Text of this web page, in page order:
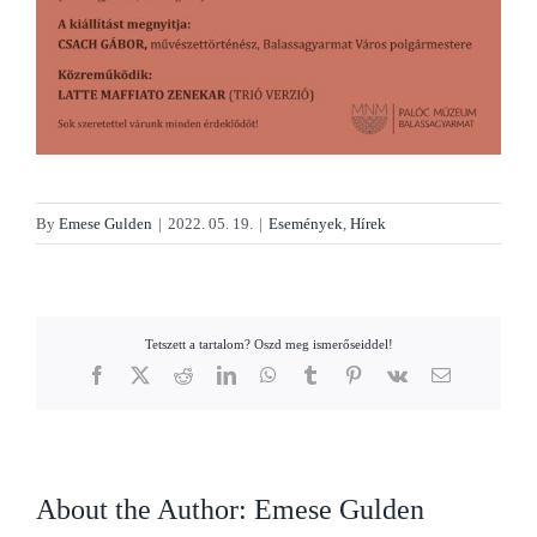
By Emese Gulden | 2022. 05. 19. | Események, Hírek
Tetszett a tartalom? Oszd meg ismerőseiddel!
Facebook
X RedditLinkedInWhatsApp
TumblrPinterest
Vk Email
About the Author: Emese Gulden